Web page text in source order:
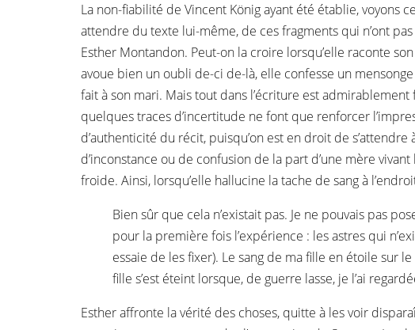
La non-fiabilité de Vincent König ayant été établie, voyons
attendre du texte lui-même, de ces fragments qui n’ont
Esther Montandon. Peut-on la croire lorsqu’elle raconte
avoue bien un oubli de-ci de-là, elle confesse un
fait à son mari. Mais tout dans l’écriture est admirablement
quelques traces d’incertitude ne font que renforcer
d’authenticité du récit, puisqu’on est en droit de s’attendre
d’inconstance ou de confusion de la part d’une mère
froide. Ainsi, lorsqu’elle hallucine la tache de sang à
Bien sûr que cela n’existait pas. Je ne pouvais pas
pour la première fois l’expérience : les astres qui
essaie de les fixer). Le sang de ma fille en étoile sur
fille s’est éteint lorsque, de guerre lasse, je l’ai
Esther affronte la vérité des choses, quitte à les voir